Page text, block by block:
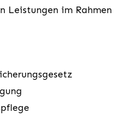
Leistungen im Rahmen